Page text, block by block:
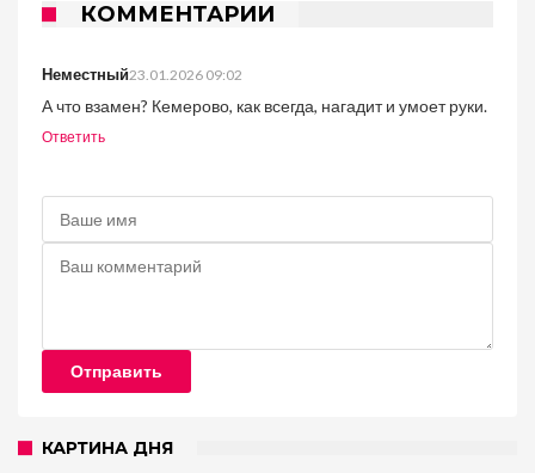
КОММЕНТАРИИ
Неместный23.01.2026 09:02
А что взамен? Кемерово, как всегда, нагадит и умоет руки.
Ответить
Отправить
КАРТИНА ДНЯ